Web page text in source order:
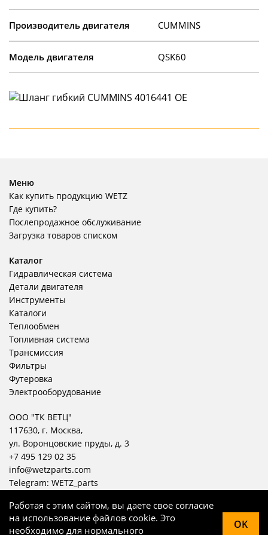
Производитель двигателя CUMMINS
Модель двигателя QSK60
Меню
Как купить продукцию WETZ
Где купить?
Послепродажное обслуживание
Загрузка товаров списком
Каталог
Гидравлическая система
Детали двигателя
Инструменты
Каталоги
Теплообмен
Топливная система
Трансмиссия
Фильтры
Футеровка
Электрооборудование
ООО "ТК ВЕТЦ"
117630, г. Москва,
ул. Воронцовские пруды, д. 3
+7 495 129 02 35
info@wetzparts.com
Telegram: WETZ_parts
Работая с этим сайтом, вы даете свое согласие
на использование файлов cookie. Это
необходимо для нормального
OK